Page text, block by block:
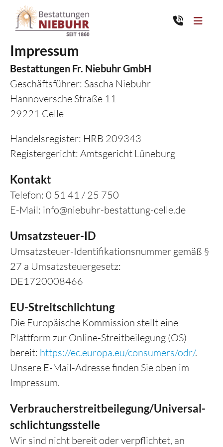
Über uns
Übersicht
Team
Standorte
Trauerfall
Übersicht
Erste Schritte
Trauerdruck & - literatur
Friedhöfe
Seelsorge
Trauerzentrum
Trauerhalle
Übersicht
Floristik, Schleifen & Blumen
Trauermusik
Bestattungsvorsorge
Übersicht
Wissenswertes
Erbe & Testament
Patientenverfügung &
Kondolenz
FAQ
Kontakt
Impressum
Bestattungen Fr. Niebuhr GmbH
Geschäftsführer: Sascha Niebuhr
Hannoversche Straße 11
29221 Celle
Handelsregister: HRB 209343
Registergericht: Amtsgericht Lüneburg
Kontakt
Telefon: 0 51 41 / 25 750
E-Mail: info@niebuhr-bestattung-celle.de
Umsatzsteuer-ID
Umsatzsteuer-Identifikationsnummer gemäß §
27 a Umsatzsteuergesetz:
DE1720008466
EU-Streitschlichtung
Die Europäische Kommission stellt eine
Plattform zur Online-Streitbeilegung (OS)
bereit: https://ec.europa.eu/consumers/odr/.
Unsere E-Mail-Adresse finden Sie oben im
Impressum.
Verbraucher­streit­beilegung/Universal­
schlichtungs­stelle
Wir sind nicht bereit oder verpflichtet, an